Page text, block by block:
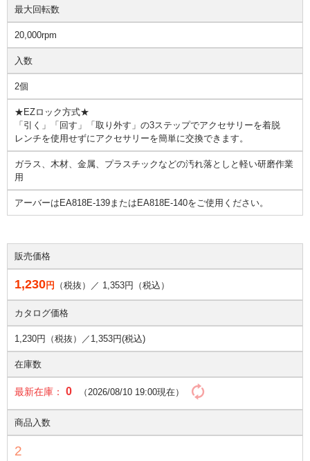
最大回転数
20,000rpm
入数
2個
★EZロック方式★
「引く」「回す」「取り外す」の3ステップでアクセサリーを着脱
レンチを使用せずにアクセサリーを簡単に交換できます。
ガラス、木材、金属、プラスチックなどの汚れ落としと軽い研磨作業
用
アーバーはEA818E-139またはEA818E-140をご使用ください。
販売価格
1,230円 （税抜）／ 1,353円（税込）
カタログ価格
1,230円（税抜）／ 1,353円(税込)
在庫数
最新在庫： 0 （2026/08/10 19:00現在）
商品入数
2